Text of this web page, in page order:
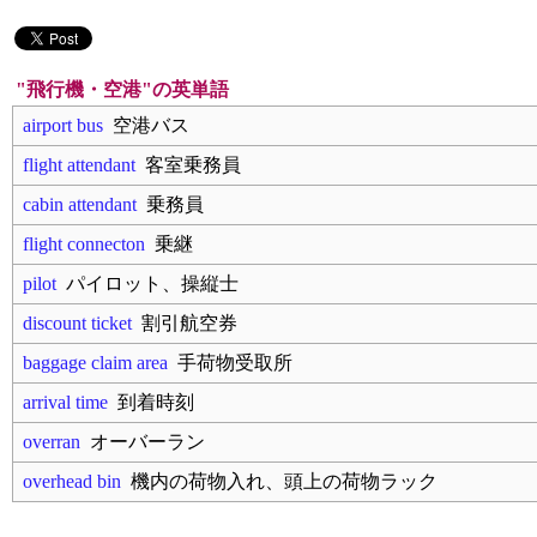
"飛行機・空港"の英単語
airport bus 空港バス
flight attendant 客室乗務員
cabin attendant 乗務員
flight connecton 乗継
pilot パイロット、操縦士
discount ticket 割引航空券
baggage claim area 手荷物受取所
arrival time 到着時刻
overran オーバーラン
overhead bin 機内の荷物入れ、頭上の荷物ラック